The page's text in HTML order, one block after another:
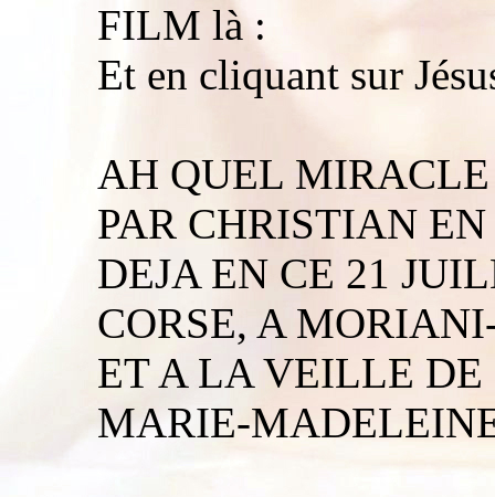
FILM là :
Et en cliquant sur
AH QUEL
PAR CHRISTIAN EN
DEJA EN CE 21
CORSE, A
ET A LA VEILLE
MARIE-